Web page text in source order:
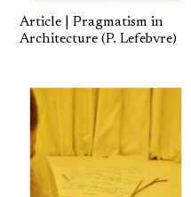
Article | Pragmatism in
Architecture (P. Lefebvre)